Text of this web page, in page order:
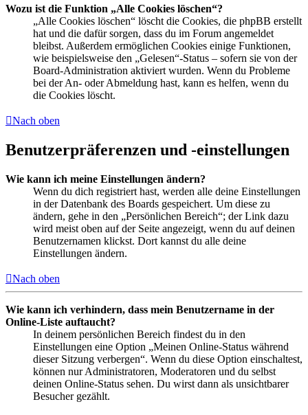
Wozu ist die Funktion „Alle Cookies löschen“?
„Alle Cookies löschen“ löscht die Cookies, die phpBB erstellt
hat und die dafür sorgen, dass du im Forum angemeldet
bleibst. Außerdem ermöglichen Cookies einige Funktionen,
wie beispielsweise den „Gelesen“-Status – sofern sie von der
Board-Administration aktiviert wurden. Wenn du Probleme
bei der An- oder Abmeldung hast, kann es helfen, wenn du
die Cookies löscht.
Nach oben
Benutzerpräferenzen und -einstellungen
Wie kann ich meine Einstellungen ändern?
Wenn du dich registriert hast, werden alle deine Einstellungen
in der Datenbank des Boards gespeichert. Um diese zu
ändern, gehe in den „Persönlichen Bereich“; der Link dazu
wird meist oben auf der Seite angezeigt, wenn du auf deinen
Benutzernamen klickst. Dort kannst du alle deine
Einstellungen ändern.
Nach oben
Wie kann ich verhindern, dass mein Benutzername in der
Online-Liste auftaucht?
In deinem persönlichen Bereich findest du in den
Einstellungen eine Option „Meinen Online-Status während
dieser Sitzung verbergen“. Wenn du diese Option einschaltest,
können nur Administratoren, Moderatoren und du selbst
deinen Online-Status sehen. Du wirst dann als unsichtbarer
Besucher gezählt.